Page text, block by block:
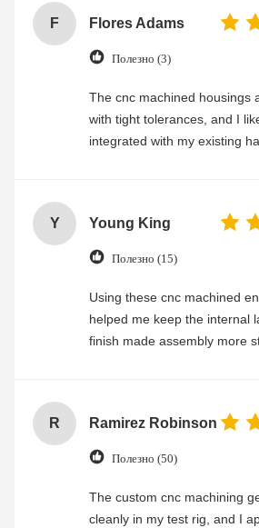
F Flores Adams
Полезно (3)
The cnc machined housings
with tight tolerances, and I
integrated with my existing
Y Young King
Полезно (15)
Using these cnc machined
helped me keep the internal
finish made assembly more
R Ramirez Robinson
Полезно (50)
The custom cnc machining
cleanly in my test rig, and I